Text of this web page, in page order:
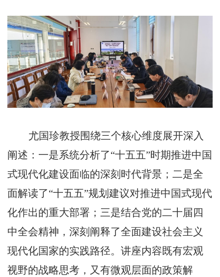
尤国珍教授围绕三个核心维度展开深入
阐述：一是系统分析了“十五五”时期推进中国
式现代化建设面临的深刻时代背景；二是全
面解读了“十五五”规划建议对推进中国式现代
化作出的重大部署；三是结合党的二十届四
中全会精神，深刻阐释了全面建设社会主义
现代化国家的实践路径。讲座内容既有宏观
视野的战略思考，又有微观层面的政策解